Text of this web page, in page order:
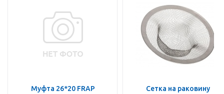
Муфта 26*20 FRAP
Сетка на раковину